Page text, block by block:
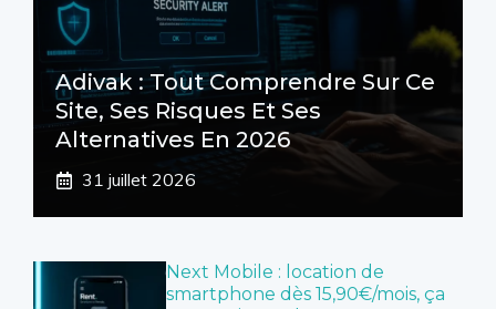
Adivak : Tout Comprendre Sur Ce
Site, Ses Risques Et Ses
Alternatives En 2026
31 juillet 2026
Next Mobile : location de
smartphone dès 15,90€/mois, ça